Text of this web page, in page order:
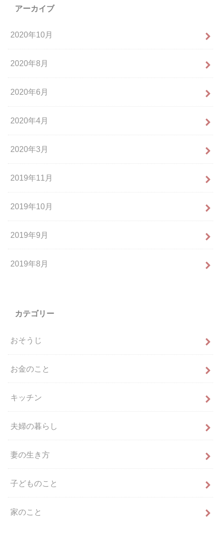
アーカイブ
2020年10月
2020年8月
2020年6月
2020年4月
2020年3月
2019年11月
2019年10月
2019年9月
2019年8月
カテゴリー
おそうじ
お金のこと
キッチン
夫婦の暮らし
妻の生き方
子どものこと
家のこと